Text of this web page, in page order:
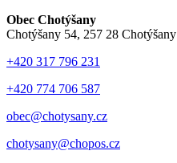
Obec Chotýšany
Chotýšany 54, 257 28 Chotýšany
+420 317 796 231
+420 774 706 587
obec@chotysany.cz
chotysany@chopos.cz